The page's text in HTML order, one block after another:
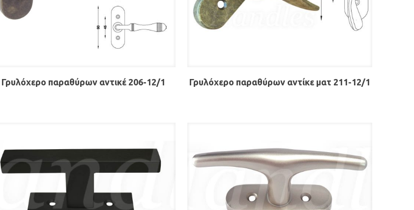
Γρυλόχερο παραθύρων αντικέ 206-12/1 Γρυλόχερο παραθύρων αντίκε ματ 211-12/1